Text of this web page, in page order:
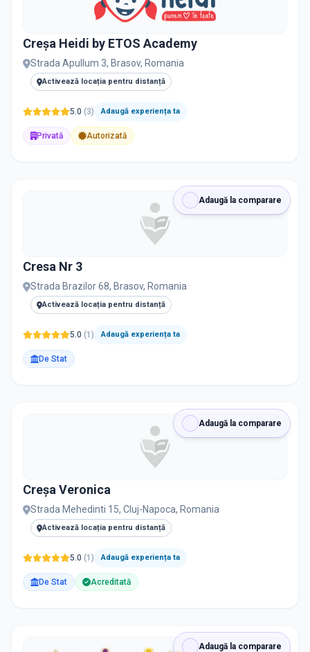
Creșa Heidi by ETOS Academy
Strada Apullum 3, Brasov, Romania
Activează locația pentru distanță
5.0 (3) Adaugă experiența ta
Privată Autorizată
Adaugă la comparare
Cresa Nr 3
Strada Brazilor 68, Brasov, Romania
Activează locația pentru distanță
5.0 (1 ) Adaugă experiența ta
De Stat
Adaugă la comparare
Creşa Veronica
Strada Mehedinti 15, Cluj-Napoca, Romania
Activează locația pentru distanță
5.0 (1 ) Adaugă experiența ta
De Stat Acreditată
Adaugă la comparare